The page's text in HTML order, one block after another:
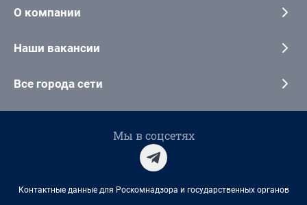
О компании
Наши вакансии
Все города сети
Мы в соцсетях
Контактные данные для Роскомнадзора и государственных органов